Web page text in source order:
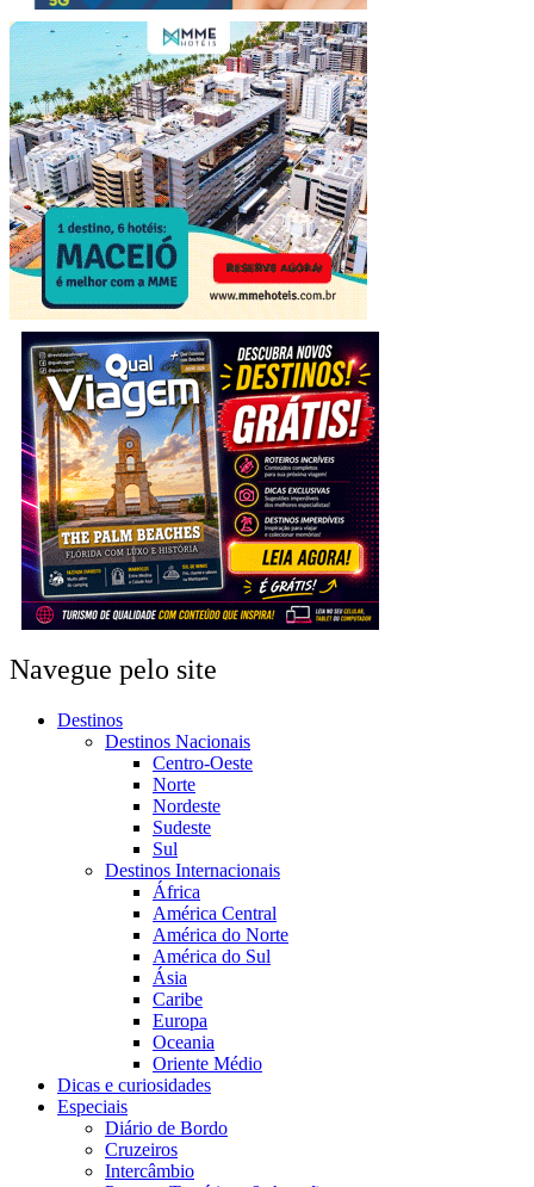
Navegue pelo site
Destinos
Destinos Nacionais
Centro-Oeste
Norte
Nordeste
Sudeste
Sul
Destinos Internacionais
África
América Central
América do Norte
América do Sul
Ásia
Caribe
Europa
Oceania
Oriente Médio
Dicas e curiosidades
Especiais
Diário de Bordo
Cruzeiros
Intercâmbio